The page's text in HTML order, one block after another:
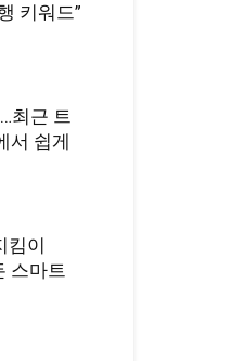
키워드”
최근 트
서 쉽게
킴이
스마트